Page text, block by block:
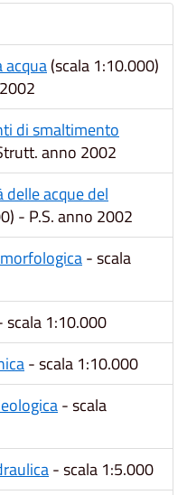
acqua(scala 1:10.000)
di smaltimento
anno 2002
acque del
- P.S. anno 2002
- scala
scala 1:10.000
- scala 1:10.000
- scala
- scala 1:5.000